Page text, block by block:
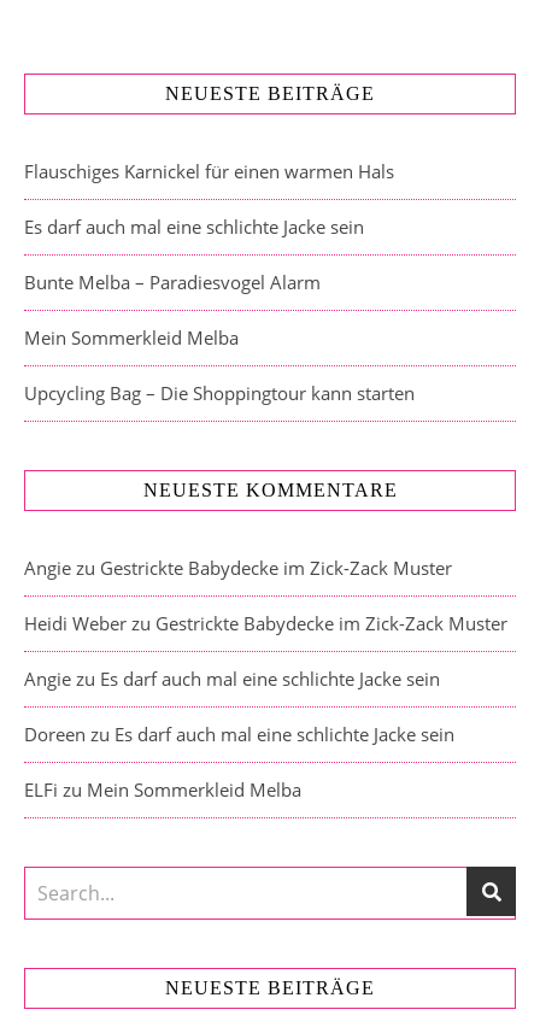
NEUESTE BEITRÄGE
Flauschiges Karnickel für einen warmen Hals
Es darf auch mal eine schlichte Jacke sein
Bunte Melba – Paradiesvogel Alarm
Mein Sommerkleid Melba
Upcycling Bag – Die Shoppingtour kann starten
NEUESTE KOMMENTARE
Angie zu Gestrickte Babydecke im Zick-Zack Muster
Heidi Weber zu Gestrickte Babydecke im Zick-Zack Muster
Angie zu Es darf auch mal eine schlichte Jacke sein
Doreen zu Es darf auch mal eine schlichte Jacke sein
ELFi zu Mein Sommerkleid Melba
NEUESTE BEITRÄGE